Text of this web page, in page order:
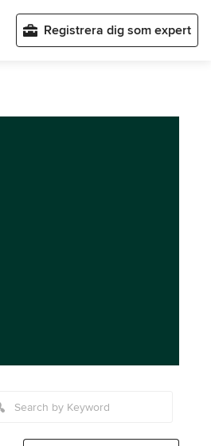
Registrera dig som expert